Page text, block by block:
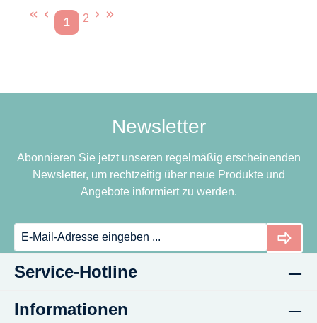
Seite
1 Seite
2
Newsletter
Abonnieren Sie jetzt unseren regelmäßig erscheinenden
Newsletter, um rechtzeitig über neue Produkte und
Angebote informiert zu werden.
Service-Hotline
Informationen